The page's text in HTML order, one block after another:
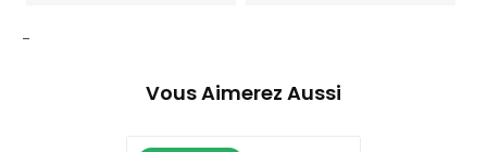
-
Vous Aimerez Aussi